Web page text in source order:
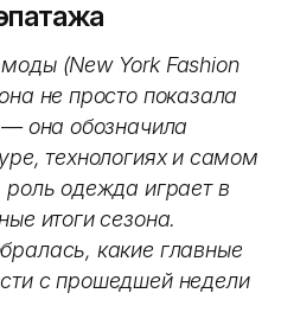
(New York Fashion
не просто показала
она обозначила
технологиях и самом
одежда играет в
итоги сезона.
какие главные
с прошедшей недели